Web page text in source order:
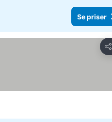
Se priser
Del